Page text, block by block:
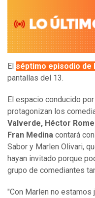
El séptimo episodio de
pantallas del 13.
El espacio conducido
protagonizan los
Valverde, Héctor
Fran Medina contará
Sabor y Marlen Olivari,
hayan invitado porque
grupo de comediantes
"Con Marlen no estamos